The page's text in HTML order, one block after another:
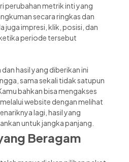
perubahan metrik inti yang
secara ringkas dan
juga impresi, klik, posisi, dan
periode tersebut
hasil yang diberikan ini
sama sekali tidak satupun
bahkan bisa mengakses
website dengan melihat
lagi, hasil yang
untuk jangka panjang.
Beragam